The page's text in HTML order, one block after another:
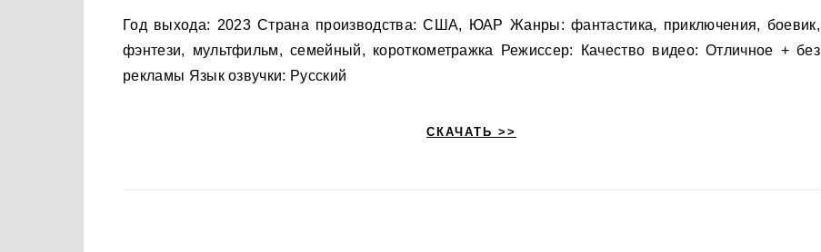
Год выхода: 2023 Страна производства: США, ЮАР Жанры: фантастика, приключения, боевик,
фэнтези, мультфильм, семейный, короткометражка Режиссер: Качество видео: Отличное + без
рекламы Язык озвучки: Русский
СКАЧАТЬ >>